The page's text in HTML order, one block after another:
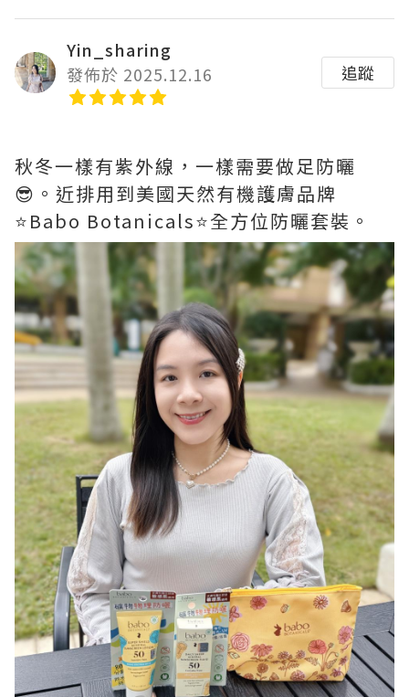
Yin_sharing
發佈於 2025.12.16
追蹤
秋冬一樣有紫外線，一樣需要做足防曬
😎。近排用到美國天然有機護膚品牌
⭐️Babo Botanicals⭐️全方位防曬套裝。